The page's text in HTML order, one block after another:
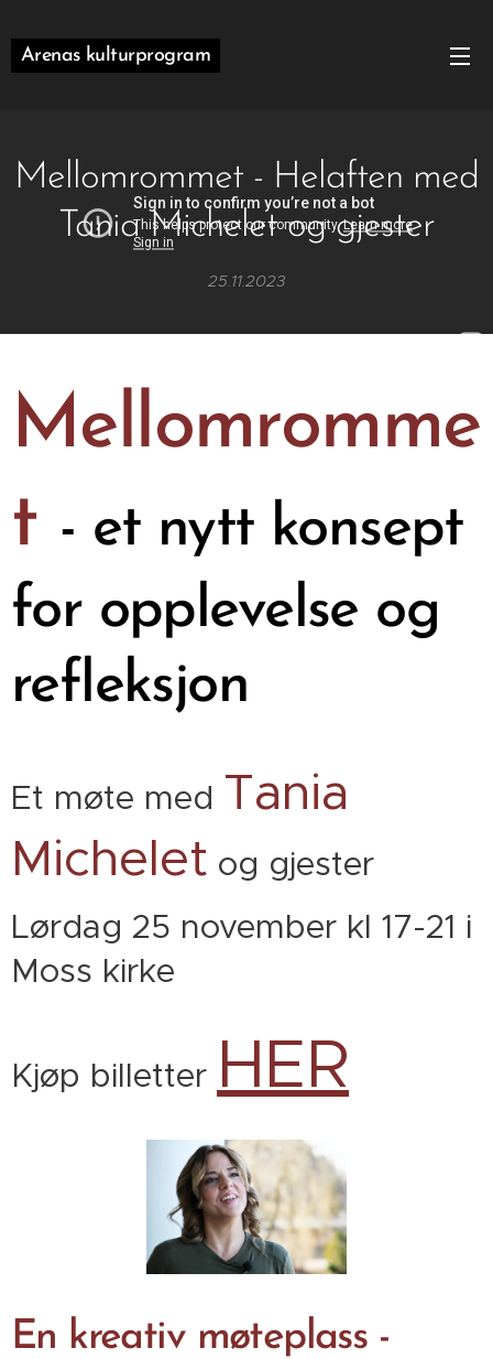
Arenas kulturprogram
Mellomrommet - Helaften med
Tania Michelet og gjester
25.11.2023
Mellomromme
t - et nytt konsept
for opplevelse og
refleksjon
Et møte med Tania
Michelet og gjester
Lørdag 25 november kl 17-21 i
Moss kirke
Kjøp billetter HER
En kreativ møteplass -